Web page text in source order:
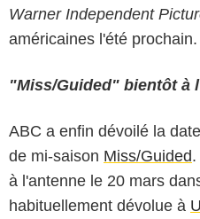
Warner Independent
américaines l'été prochain.
"Miss/Guided" bientôt à
ABC a enfin dévoilé la
de mi-saison Miss/Guided
à l'antenne le 20 mars
habituellement dévolue à